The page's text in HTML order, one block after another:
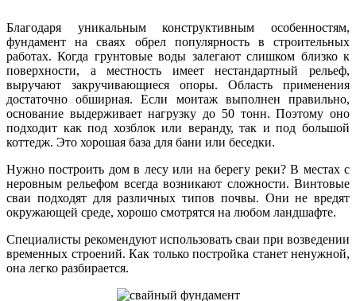
Благодаря уникальным конструктивным особенностям,
фундамент на сваях обрел популярность в строительных
работах. Когда грунтовые воды залегают слишком близко к
поверхности, а местность имеет нестандартный рельеф,
выручают закручивающиеся опоры. Область применения
достаточно обширная. Если монтаж выполнен правильно,
основание выдерживает нагрузку до 50 тонн. Поэтому оно
подходит как под хозблок или веранду, так и под большой
коттедж. Это хорошая база для бани или беседки.
Нужно построить дом в лесу или на берегу реки? В местах с
неровным рельефом всегда возникают сложности. Винтовые
сваи подходят для различных типов почвы. Они не вредят
окружающей среде, хорошо смотрятся на любом ландшафте.
Специалисты рекомендуют использовать сваи при возведении
временных строений. Как только постройка станет ненужной,
она легко разбирается.